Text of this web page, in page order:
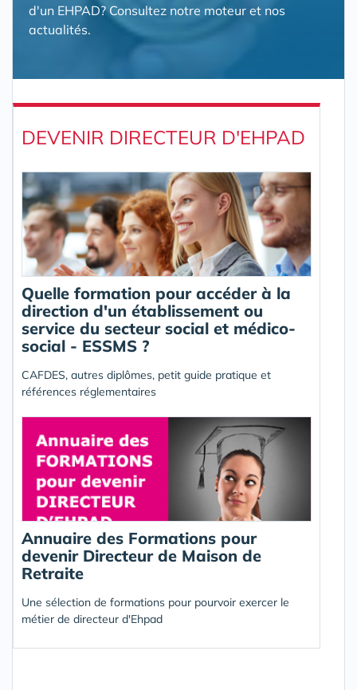
d'un EHPAD? Consultez notre moteur et nos
actualités.
DEVENIR DIRECTEUR D'EHPAD
Quelle formation pour accéder à la
direction d'un établissement ou
service du secteur social et médico-
social - ESSMS ?
CAFDES, autres diplômes, petit guide pratique et
références réglementaires
Annuaire des Formations pour
devenir Directeur de Maison de
Retraite
Une sélection de formations pour pourvoir exercer le
métier de directeur d'Ehpad